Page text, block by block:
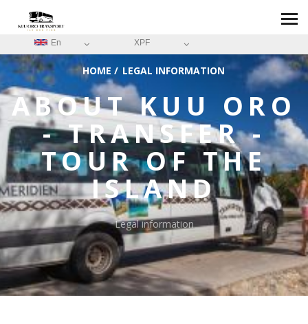
En XPF
HOME / LEGAL INFORMATION
ABOUTKUU ORO
- TRANSFER -
TOUR OF THE
ISLAND
Legal information